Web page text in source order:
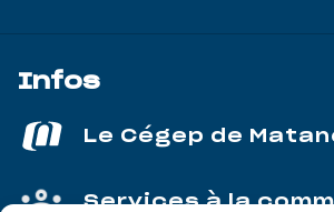
Infos
Le Cégep de
Services à la